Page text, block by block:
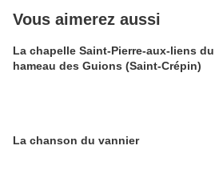
Vous aimerez aussi
La chapelle Saint-Pierre-aux-liens du
hameau des Guions (Saint-Crépin)
La chanson du vannier